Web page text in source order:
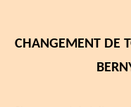
CHANGEMENT DE